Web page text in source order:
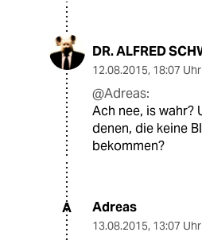
DR. ALFRED
12.08.2015, 18:07 Uhr
@Adreas:
Ach nee, is wahr?
denen, die keine
bekommen?
A Adreas
13.08.2015, 13:07 Uhr